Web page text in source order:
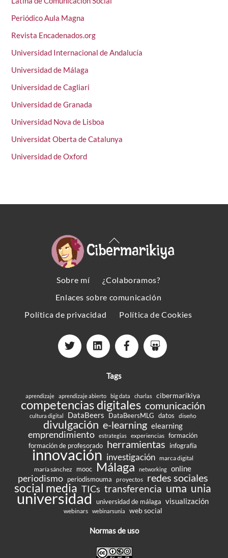
Periódico Aula Magna
Revista Encadenados.org
Universidad Internacional de Andalucía
Universidad de Málaga
Universidad de Cagliari
Universidad de Granada
Universidad Nova de Lisboa
Universidat Oberta de Catalunya
Universidad de Oxford
Back
To
Sobre mí
¿Colaboramos?
Enlaces sobre comunicación
Política de privacidad
Política de Cookies
Tags
aprendizaje aprendizaje abierto big data charlas cibermarikiya
competencias digitales comunicación
cultura digital DataBeers DataBeersMLG datos diseño
divulgación e-learning elearning
emprendimiento estrategias experiencias formación
formación de profesorado herramientas infografía
innovación investigación marca digital
maría sánchez
mooc Málaga networking online
periodismo periodismouma proyectos redes sociales
social media TICs transferencia uma unia
universidad universidad de málaga visualización
webinars webinarsunia web social
Normas de uso